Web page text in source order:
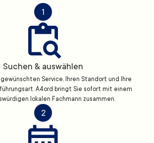
1
Suchen & auswählen
Service, Ihren Standort und Ihre
A4ord bringt Sie sofort mit einem
lokalen Fachmann zusammen.
2